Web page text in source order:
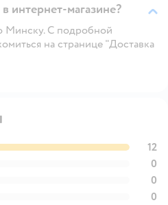
интернет-магазине?
Минску. С подробной
на странице "Доставка
12
0
0
0